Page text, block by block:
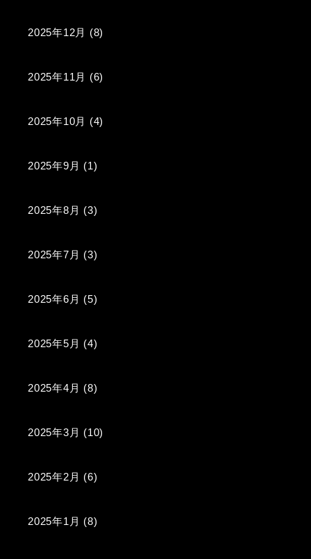
2025年12月 (8)
2025年11月 (6)
2025年10月 (4)
2025年9月 (1)
2025年8月 (3)
2025年7月 (3)
2025年6月 (5)
2025年5月 (4)
2025年4月 (8)
2025年3月 (10)
2025年2月 (6)
2025年1月 (8)